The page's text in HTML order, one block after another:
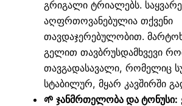
გრიგალი ტრიალებს.
აღფრთოვანებულია თქვენი
თავდაჯერებულობით.
გელით თავბრუსდამხვევი
თავგადასავალი, რომელიც
სტაბილურ, მყარ კავშირში
🌱 ჯანმრთელობა და ტონუსი: